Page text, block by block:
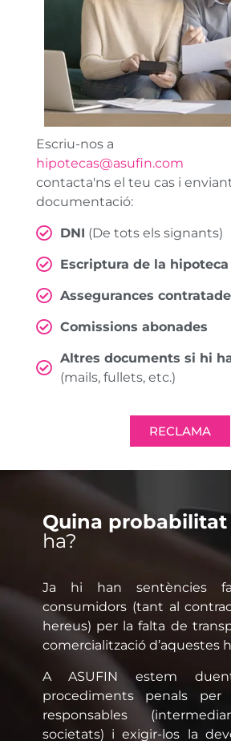
Escriu-nos a
hipotecas@asufin.com
contacta'ns el teu cas i
documentació:
DNI (De tots els signants)
Escriptura de la hipoteca
Assegurances
Comissions abonades
Altres documents si hi
(mails, fullets, etc.)
RECLAMA
Quina probabilitat
ha?
Ja hi han sentències
consumidors (tant al
hereus) per la falta de
comercialització d’aquestes
A ASUFIN estem
procediments penals per
responsables
societats) i exigir-los la